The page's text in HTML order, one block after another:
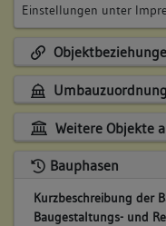
Einstellungen unter
Umbauzuordnung
Weitere Objekte
Bauphasen
Kurzbeschreibung der
Baugestaltungs- und